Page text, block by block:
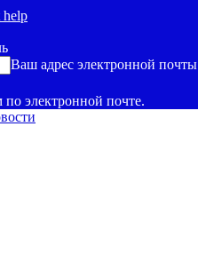
help
Ваш адрес электронной почты
электронной почте.